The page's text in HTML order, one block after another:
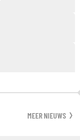
MEER NIEUWS